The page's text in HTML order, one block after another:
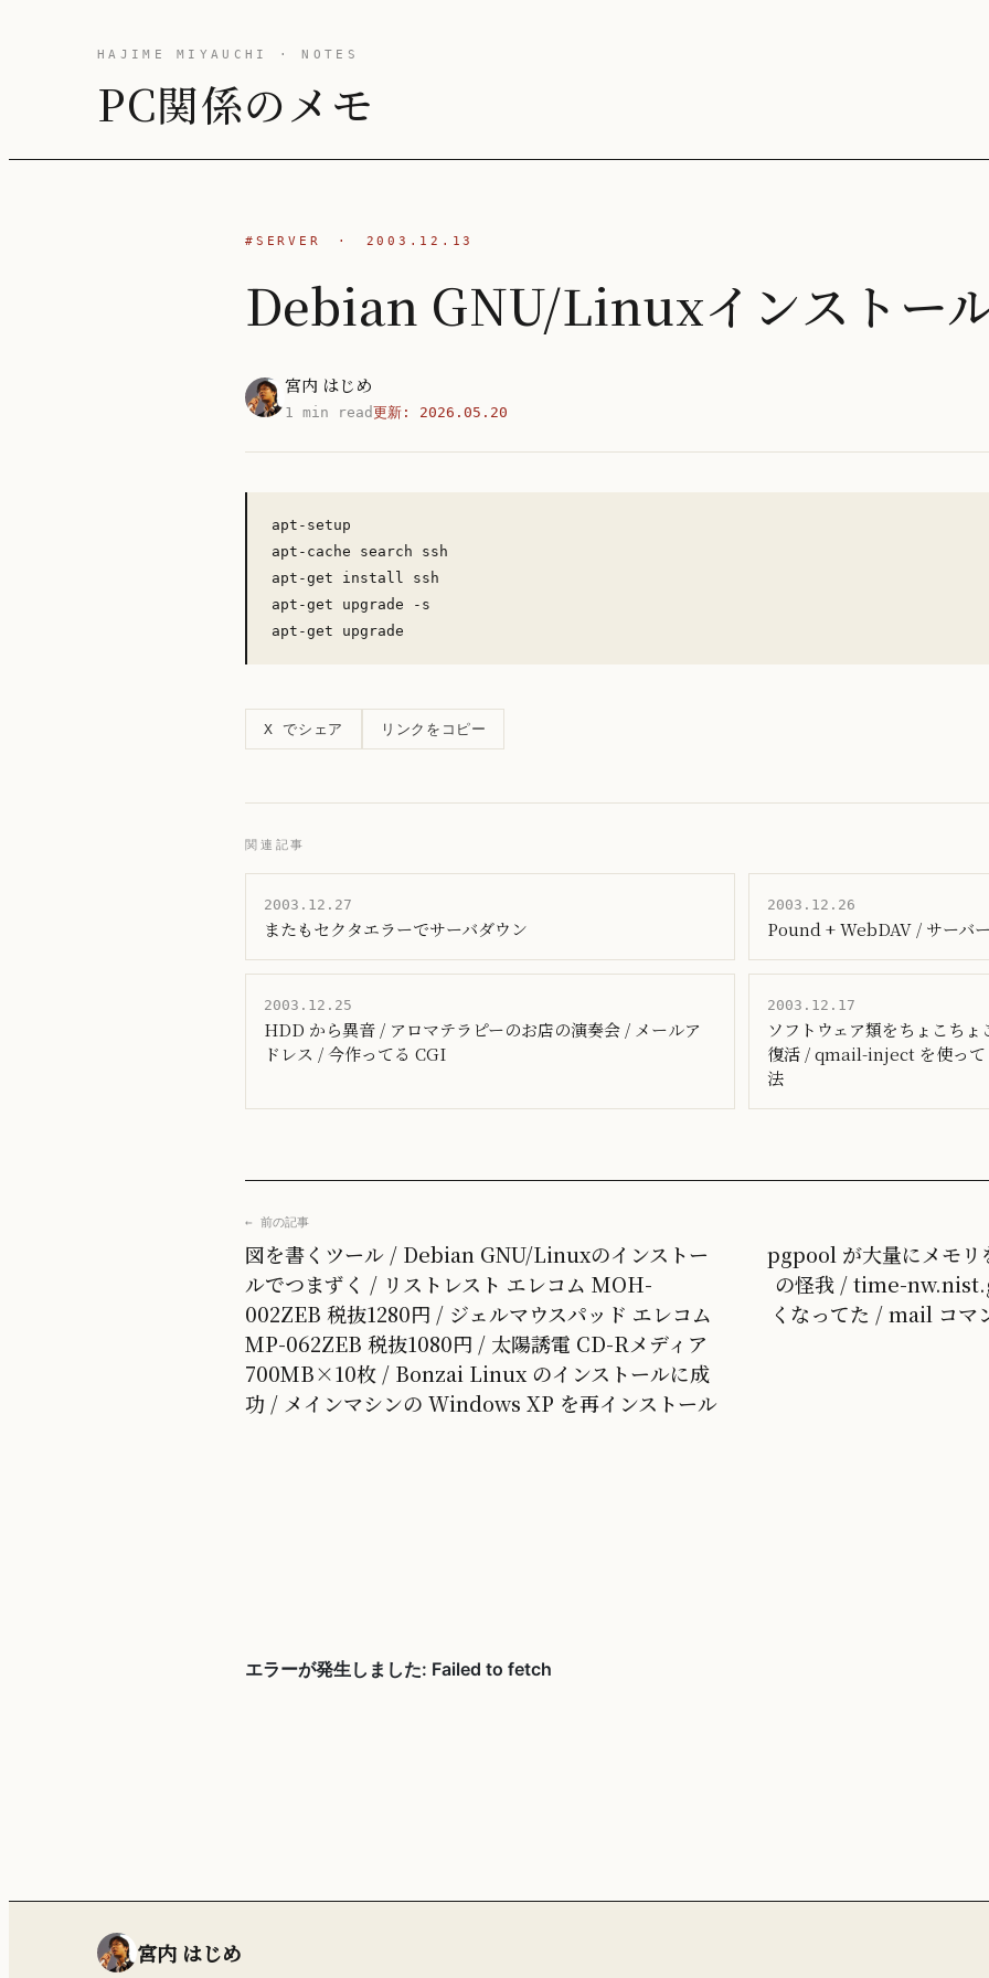
HAJIME MIYAUCHI · NOTES
PC関係のメモ
#SERVER · 2003.12.13
Debian GNU/Linuxインストー
宮内 はじめ
1 min read更新: 2026.05.20
apt-setup
apt-cache search ssh
apt-get install ssh
apt-get upgrade -s
X でシェア リンクをコピー
関連記事
2003.12.27
またもセクタエラーでサーバダウン
2003.12.26
Pound + WebDAV / サーバ
2003.12.25
HDD から異音 / アロマテラピーのお店の演奏会 / メールア
ドレス / 今作ってる CGI
2003.12.17
ソフトウェア類をちょこち
復活 / qmail-inject を使って
法
← 前の記事
図を書くツール / Debian GNU/Linuxのインストー
ルでつまずく / リストレスト エレコム MOH-
002ZEB 税抜1280円 / ジェルマウスパッド エレコム
MP-062ZEB 税抜1080円 / 太陽誘電 CD-Rメディア
700MB×10枚 / Bonzai Linux のインストールに成
功 / メインマシンの Windows XP を再インストール
pgpool が大量にメモリ
の怪我 / time-
くなってた / mail コマ
宮内 はじめ